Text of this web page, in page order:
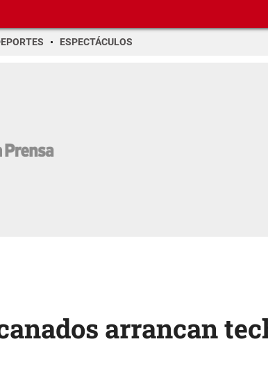
ESPECTÁCULOS
arrancan